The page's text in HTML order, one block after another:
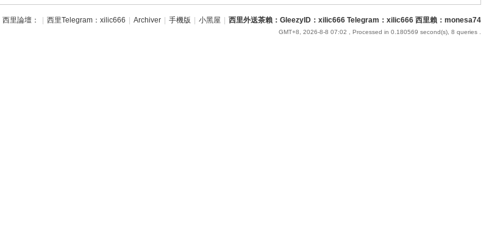
西里論壇： 西里Telegram：xilic666 Archiver 手機版 小黑屋 西里外送茶賴：GleezyID：xilic666 Telegram：xilic666 西里賴：monesa74
GMT+8, 2026-8-8 07:02 , Processed in 0.180569 second(s), 8 queries .